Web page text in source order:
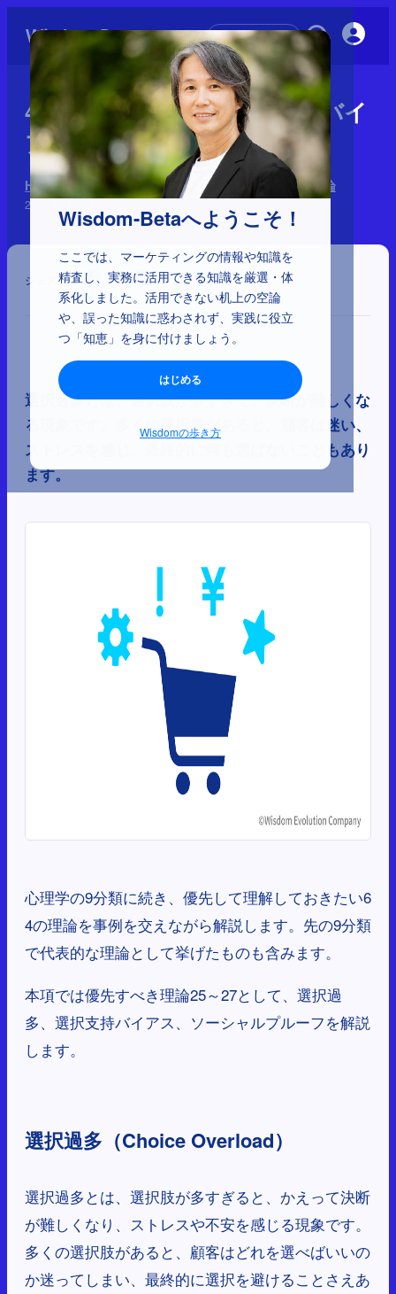
Wisdom-Betaへようこそ！
ここでは、マーケティングの情報や知識を
精査し、実務に活用できる知識を厳選・体
系化しました。活用できない机上の空論
や、誤った知識に惑わされず、実践に役立
つ「知恵」を身に付けましょう。
はじめる
Wisdomの歩き方
初めての方へ
4-1-13：選択過多、選択支持バイ
アス、ソーシャルプルーフ
HOWを左右する心理学 170理論：9分類と64の優先理論
2025年9月2日
シェア
選択過多とは、選択肢が多すぎて、決断が難しくな
る現象です。多くの選択肢があると、顧客は迷い、
ストレスを感じ、最終的に何も選ばないこともあり
ます。
心理学の9分類に続き、優先して理解しておきたい6
4の理論を事例を交えながら解説します。先の9分類
で代表的な理論として挙げたものも含みます。
本項では優先すべき理論25～27として、選択過
多、選択支持バイアス、ソーシャルプルーフを解説
します。
選択過多（Choice Overload）
選択過多とは、選択肢が多すぎると、かえって決断
が難しくなり、ストレスや不安を感じる現象です。
多くの選択肢があると、顧客はどれを選べばいいの
か迷ってしまい、最終的に選択を避けることさえあ